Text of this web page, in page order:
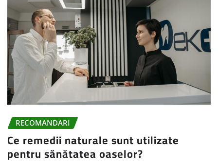
RECOMANDARI
Ce remedii naturale sunt utilizate
pentru sănătatea oaselor?